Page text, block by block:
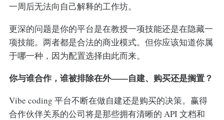
一周后无法向自己解释的工作坊。
更深的问题是你的平台是在教授一项技能还是在隐藏一
项技能。两者都是合法的商业模式。但你应该知道你属
于哪一种，因为配置选择由此而来。
你与谁合作，谁被排除在外——自建、购买还是搁置？
Vibe coding 平台不断在做自建还是购买的决策。赢得
合作伙伴关系的公司将是那些拥有清晰的 API 文档和